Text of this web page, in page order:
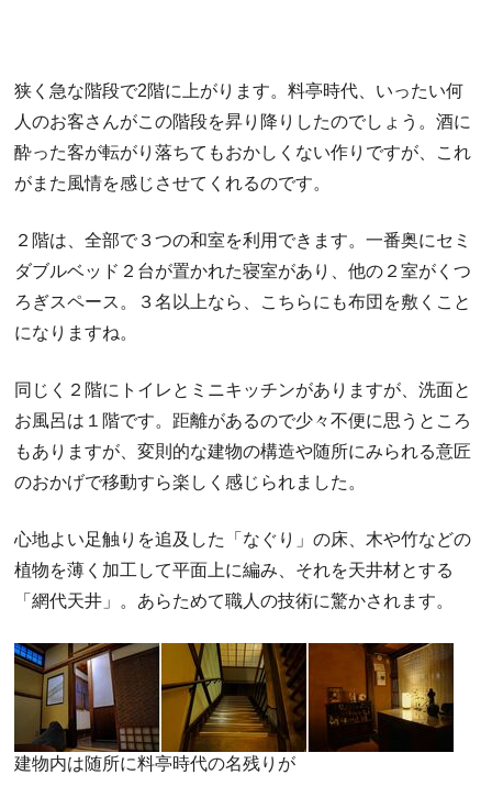
狭く急な階段で2階に上がります。料亭時代、いったい何
人のお客さんがこの階段を昇り降りしたのでしょう。酒に
酔った客が転がり落ちてもおかしくない作りですが、これ
がまた風情を感じさせてくれるのです。
２階は、全部で３つの和室を利用できます。一番奥にセミ
ダブルベッド２台が置かれた寝室があり、他の２室がくつ
ろぎスペース。３名以上なら、こちらにも布団を敷くこと
になりますね。
同じく２階にトイレとミニキッチンがありますが、洗面と
お風呂は１階です。距離があるので少々不便に思うところ
もありますが、変則的な建物の構造や随所にみられる意匠
のおかげで移動すら楽しく感じられました。
心地よい足触りを追及した「なぐり」の床、木や竹などの
植物を薄く加工して平面上に編み、それを天井材とする
「網代天井」。あらためて職人の技術に驚かされます。
建物内は随所に料亭時代の名残りが